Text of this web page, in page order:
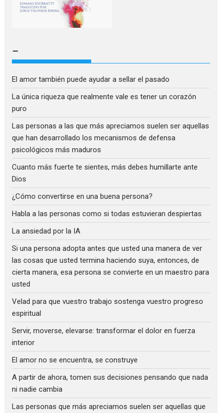
–
El amor también puede ayudar a sellar el pasado
La única riqueza que realmente vale es tener un corazón
puro
Las personas a las que más apreciamos suelen ser aquellas
que han desarrollado los mecanismos de defensa
psicológicos más maduros
Cuanto más fuerte te sientes, más debes humillarte ante
Dios
¿Cómo convertirse en una buena persona?
Habla a las personas como si todas estuvieran despiertas
La ansiedad por la IA
Si una persona adopta antes que usted una manera de ver
las cosas que usted termina haciendo suya, entonces, de
cierta manera, esa persona se convierte en un maestro para
usted
Velad para que vuestro trabajo sostenga vuestro progreso
espiritual
Servir, moverse, elevarse: transformar el dolor en fuerza
interior
El amor no se encuentra, se construye
A partir de ahora, tomen sus decisiones pensando que nada
ni nadie cambia
Las personas que más apreciamos suelen ser aquellas que